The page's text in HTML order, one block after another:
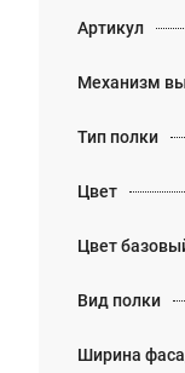
Артикул
Механизм
Тип полки
Цвет
Цвет
Вид полки
Ширина